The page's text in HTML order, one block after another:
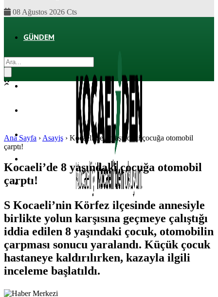
08 Ağustos 2026 Cts
GÜNDEM
SPOR
SAĞLIK
Ana Sayfa › Asayiş › Kocaeli’de 8 yaşındaki çocuğa otomobil
çarptı!
Kocaeli’de 8 yaşındaki çocuğa otomobil
çarptı!
S Kocaeli’nin Körfez ilçesinde annesiyle
birlikte yolun karşısına geçmeye çalıştığı
iddia edilen 8 yaşındaki çocuk, otomobilin
çarpması sonucu yaralandı. Küçük çocuk
hastaneye kaldırılırken, kazayla ilgili
inceleme başlatıldı.